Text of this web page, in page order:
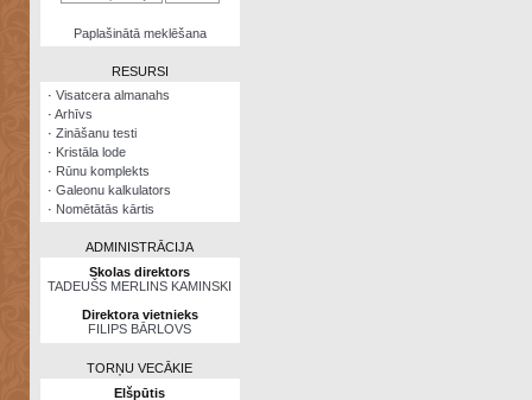
NomētātāsPaplašinātā meklēšana
RESURSI
· Visatcera almanahs
· Arhīvs
· Zināšanu testi
· Kristāla lode
· Rūnu komplekts
· Galeonu kalkulators
· Nomētātās kārtis
ADMINISTRĀCIJA
Skolas direktors
TADEUŠS MERLINS KAMINSKI
Direktora vietnieks
FILIPS BĀRLOVS
TORŅU VECĀKIE
Elšpūtis